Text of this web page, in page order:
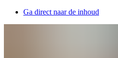
Ga direct naar de inhoud